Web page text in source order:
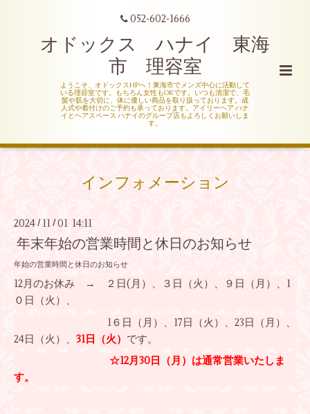
052-602-1666
オドックス ハナイ 東海
市 理容室
ようこそ、オドックスHPへ！東海市でメンズ中心に活動して
いる理容室です。もちろん女性もOKです。いつも清潔で、毛
髪や肌を大切に、体に優しい商品を取り扱っております。成
人式や着付けのご予約も承っております。アイリーヘア ハナ
イとヘアスペース ハナイのグループ店もよろしくお願いしま
す。
インフォメーション
2024 / 11 / 01 14:11
年末年始の営業時間と休日のお知らせ
年始の営業時間と休日のお知らせ
12月のお休み → ２ 日(月）、３日（火）、９日（月）、1
０日（火）、
1６日（月）、17日（火）、23日（月）、
24日（火）、 31日（火） です。
☆12月30日（月） は通常営業いたしま
す。